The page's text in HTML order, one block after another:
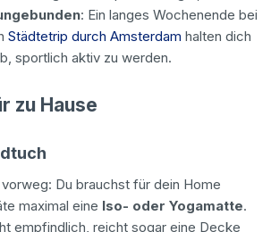
: Ein langes Wochenende bei
Städtetrip durch Amsterdam halten dich
sportlich aktiv zu werden.
zu Hause
Du brauchst für dein Home
maximal eine Iso- oder Yogamatte.
empfindlich, reicht sogar eine Decke